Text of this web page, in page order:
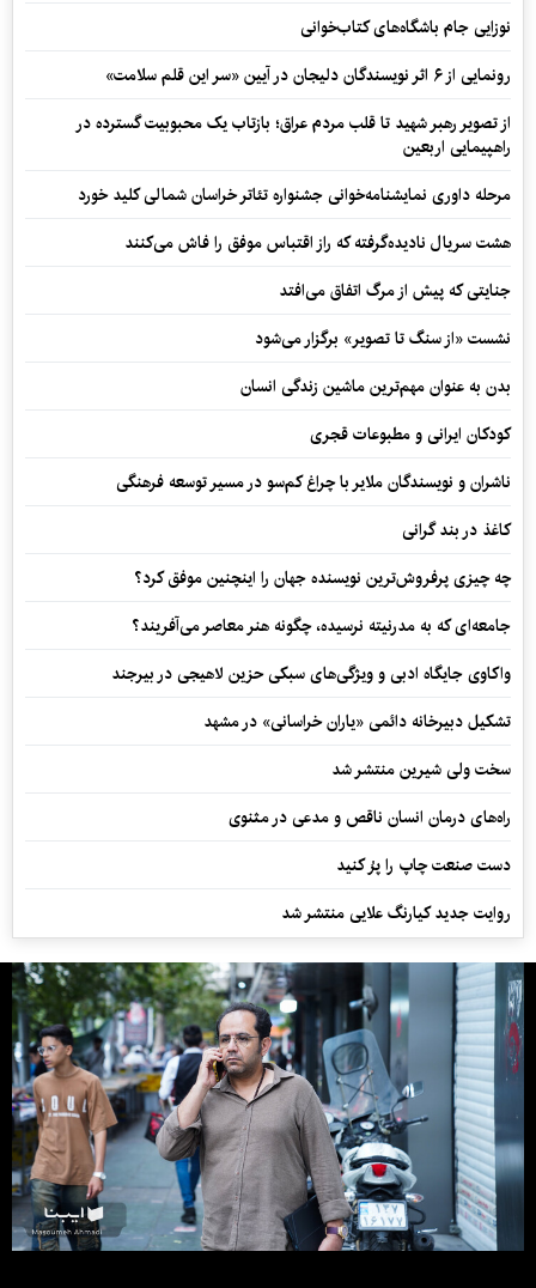
نوزایی جام باشگاه‌های کتاب‌خوانی
رونمایی از ۶ اثر نویسندگان دلیجان در آیین «سر این قلم سلامت»
از تصویر رهبر شهید تا قلب مردم عراق؛ بازتاب یک محبوبیت گسترده در
راهپیمایی اربعین
مرحله داوری نمایشنامه‌خوانی جشنواره تئاتر خراسان شمالی کلید خورد
هشت سریال نادیده‌گرفته که راز اقتباس موفق را فاش می‌کنند
جنایتی که پیش از مرگ اتفاق می‌افتد
نشست «از سنگ تا تصویر» برگزار می‌شود
بدن به عنوان مهم‌ترین ماشین زندگی انسان
کودکان ایرانی و مطبوعات قجری
ناشران و نویسندگان ملایر با چراغ کم‌سو در مسیر توسعه فرهنگی
کاغذ در بند گرانی
چه چیزی پرفروش‌ترین نویسنده جهان را اینچنین موفق کرد؟
جامعه‌ای که به مدرنیته نرسیده، چگونه هنر معاصر می‌آفریند؟
واکاوی جایگاه ادبی و ویژگی‌های سبکی حزین لاهیجی در بیرجند
تشکیل دبیرخانه دائمی «یاران خراسانی» در مشهد
سخت ولی شیرین منتشر شد
راه‌های درمان انسان ناقص و مدعی در مثنوی
دست صنعت چاپ را پرُ کنید
روایت جدید کیارنگ علایی منتشر شد